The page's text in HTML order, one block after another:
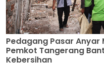
Pedagang Pasar Anyar
Pemkot Tangerang
Kebersihan